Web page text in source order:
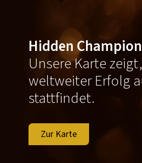
Hidden
Unsere Karte
weltweiter Erfolg
stattfindet.
Zur Karte